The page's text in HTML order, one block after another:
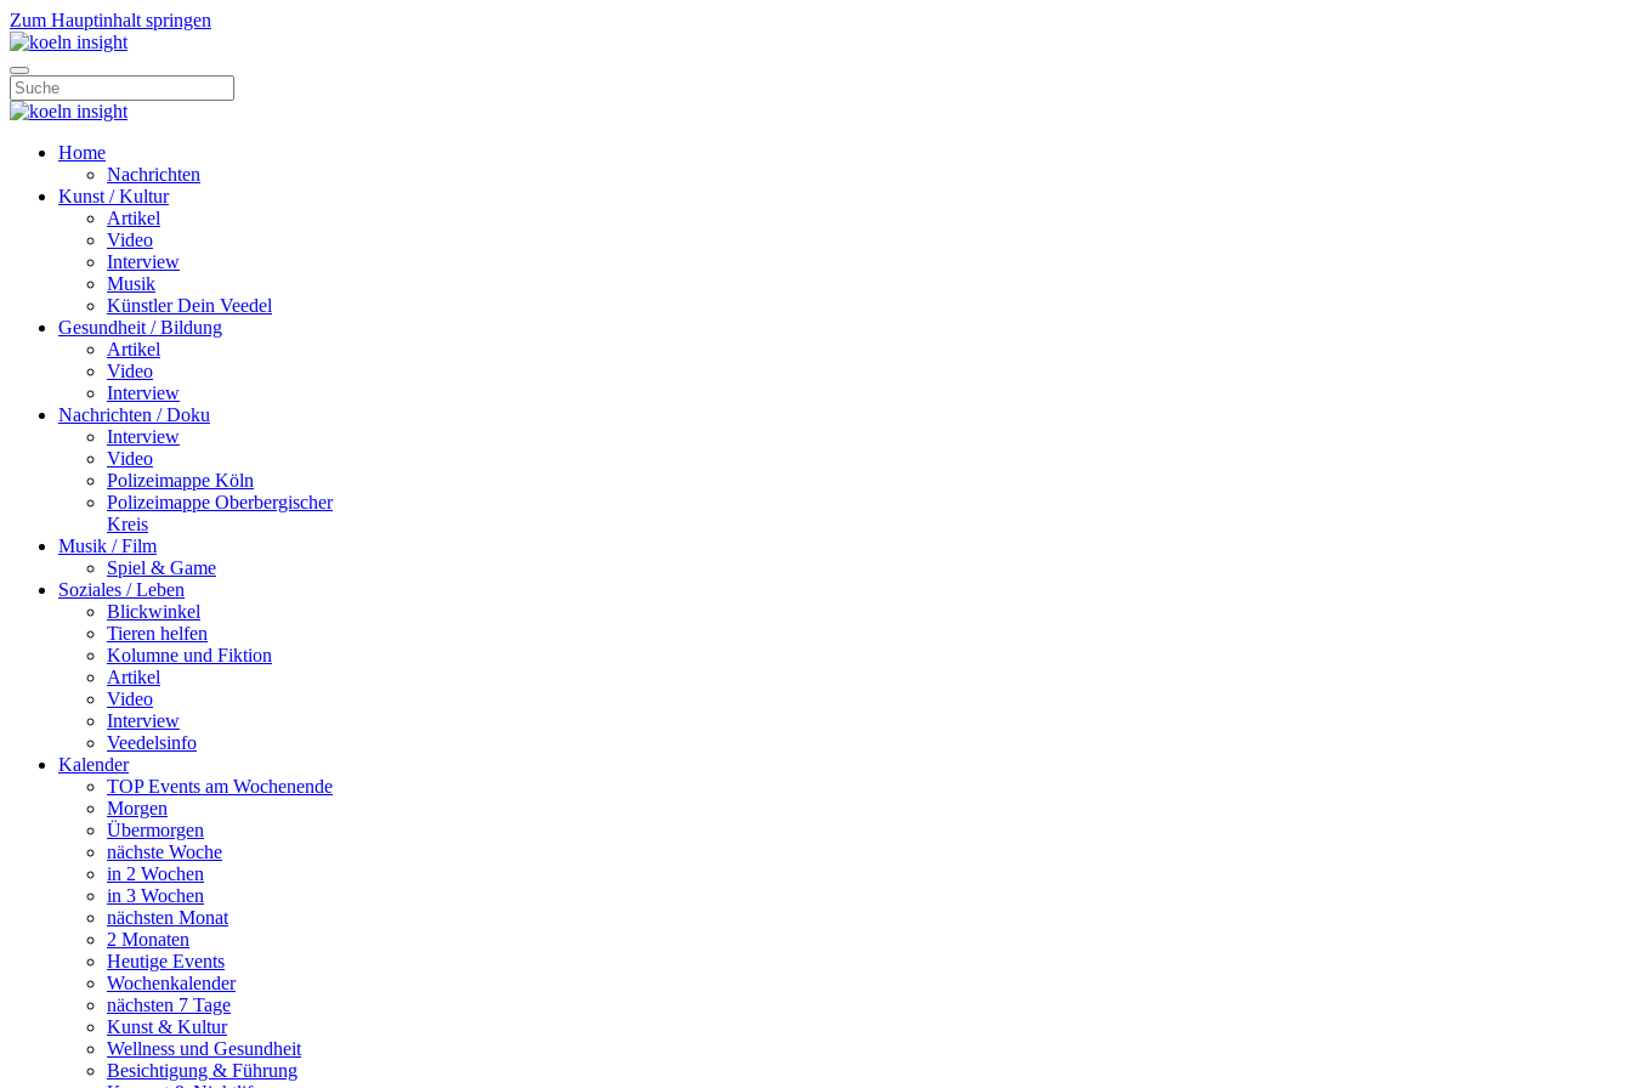
Zum Hauptinhalt springen
Home
Nachrichten
Kunst / Kultur
Artikel
Video
Interview
Musik
Künstler Dein Veedel
Gesundheit / Bildung
Artikel
Video
Interview
Nachrichten / Doku
Interview
Video
Polizeimappe Köln
Polizeimappe Oberbergischer
Kreis
Musik / Film
Spiel & Game
Soziales / Leben
Blickwinkel
Tieren helfen
Kolumne und Fiktion
Artikel
Video
Interview
Veedelsinfo
Kalender
TOP Events am Wochenende
Morgen
Übermorgen
nächste Woche
in 2 Wochen
in 3 Wochen
nächsten Monat
2 Monaten
Heutige Events
Wochenkalender
nächsten 7 Tage
Kunst & Kultur
Wellness und Gesundheit
Besichtigung & Führung